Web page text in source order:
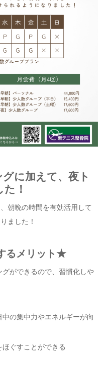
に加えて、夜ト
！
朝晩の時間を有効活用して
ました！
るメリット★
ができるので、習慣化しや
の集中力やエネルギーが向
ぐすことができる